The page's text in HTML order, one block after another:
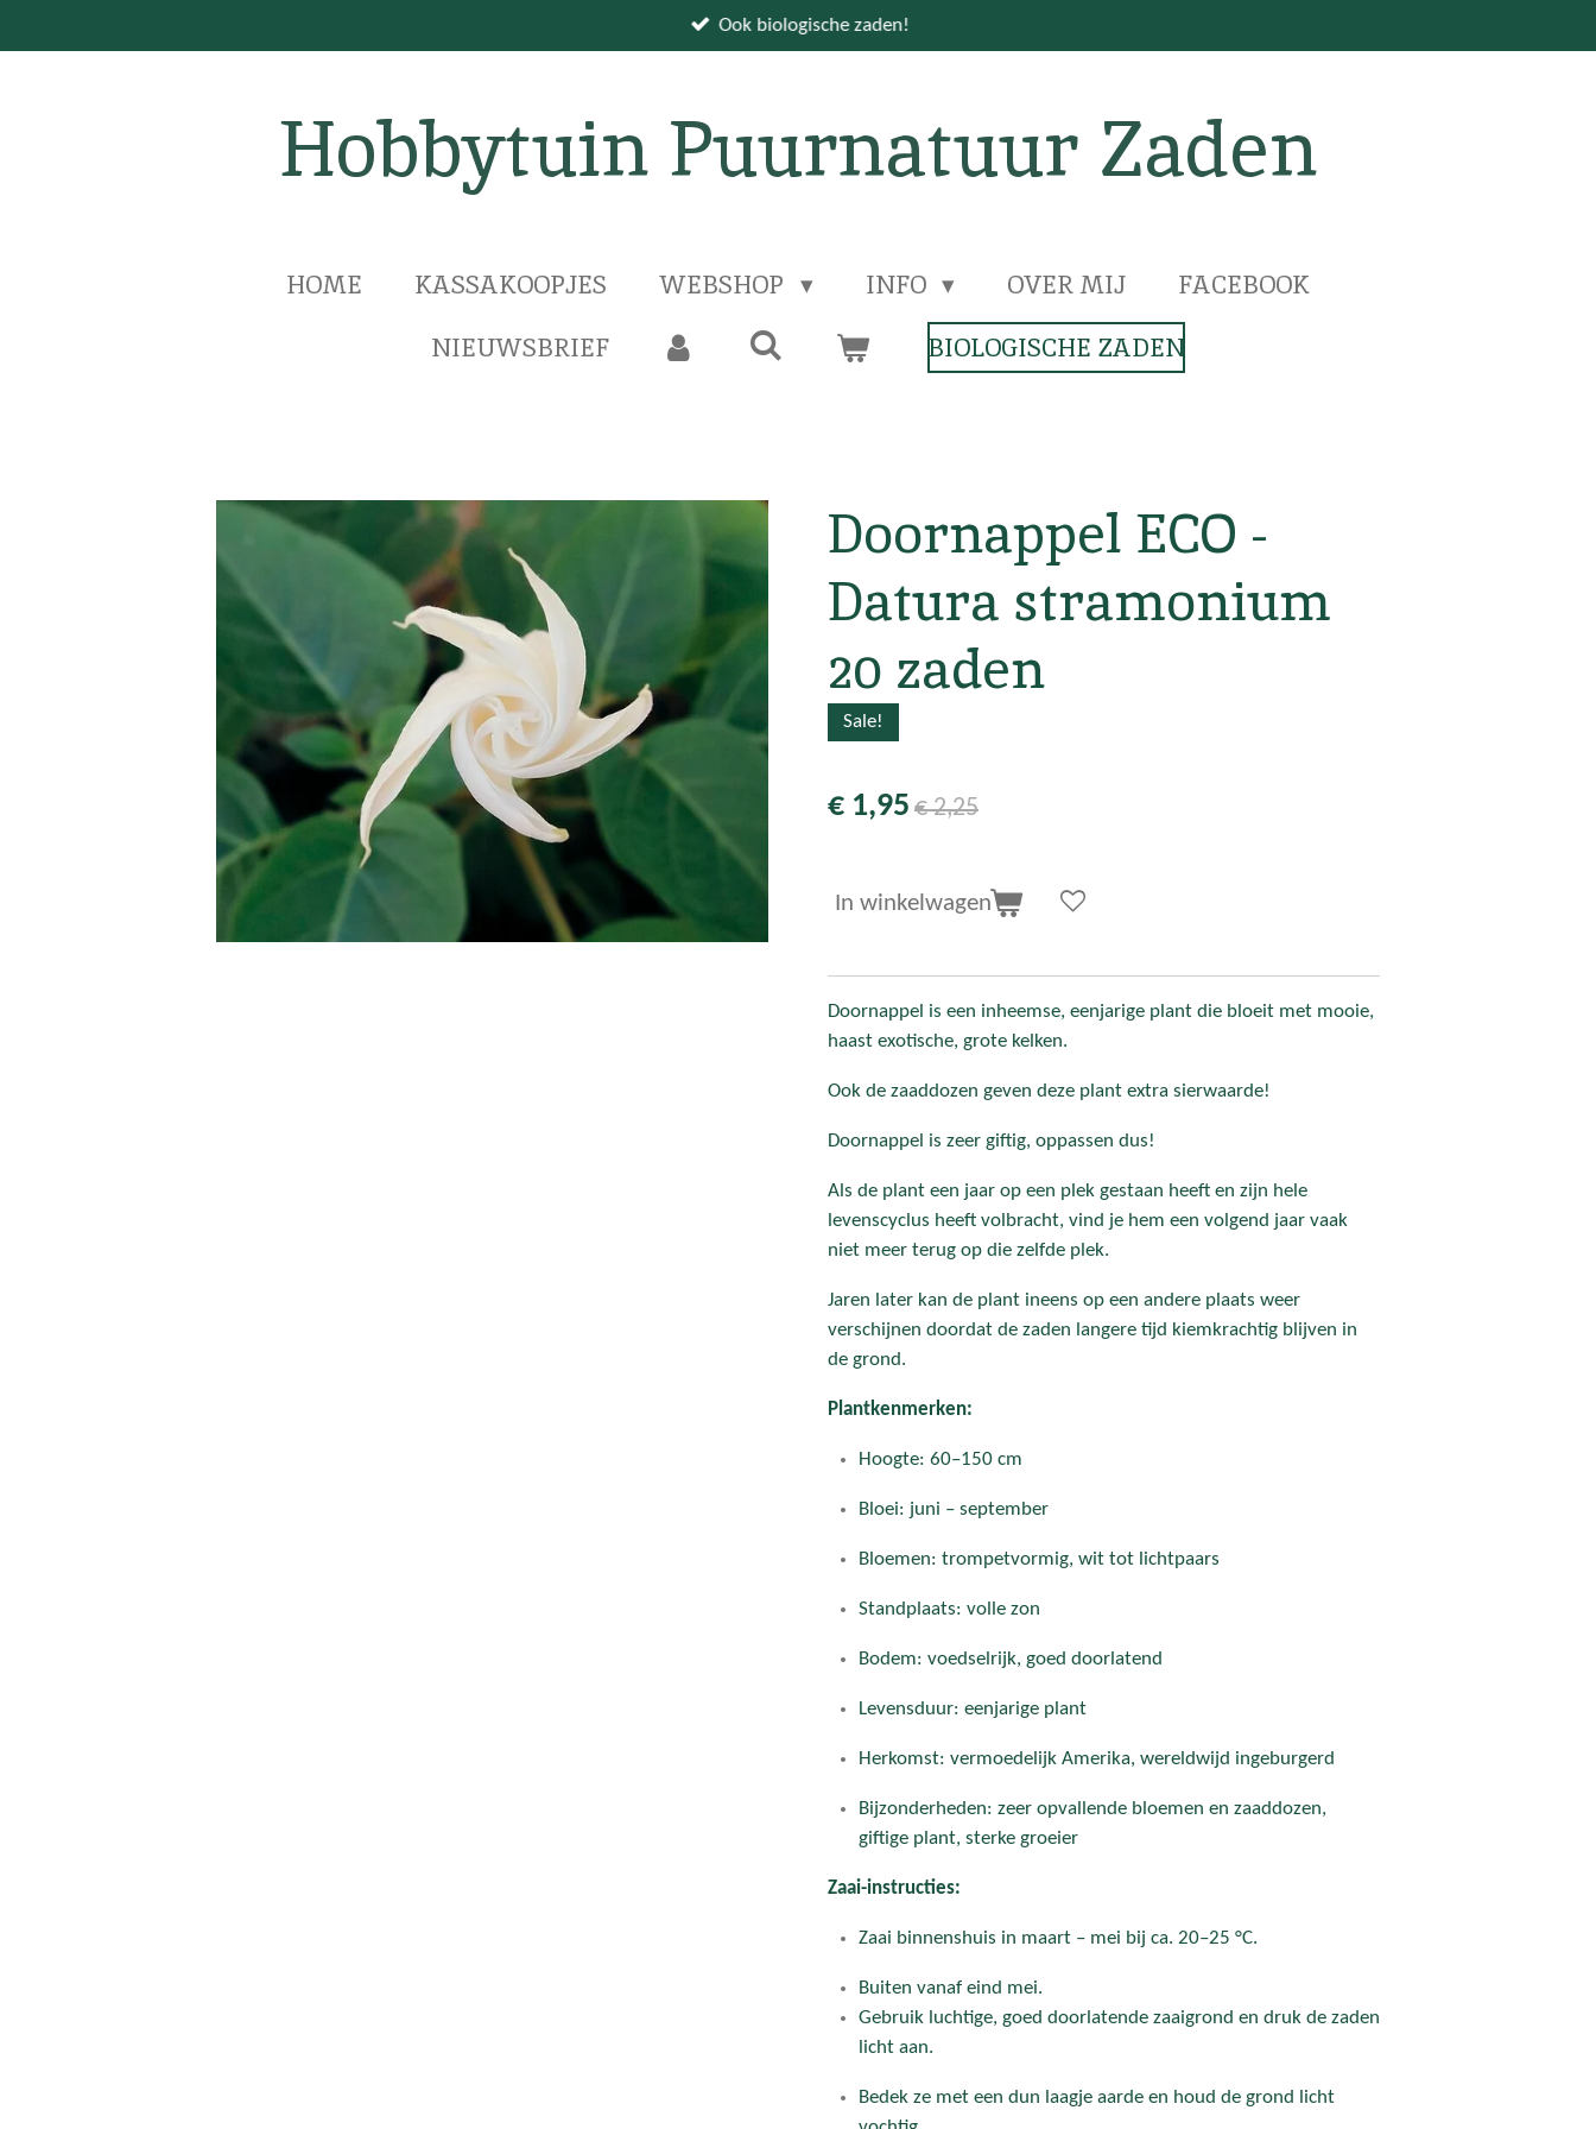
direct
Ook biologische zaden!
Hobbytuin Puurnatuur Zaden
HOME KASSAKOOPJES WEBSHOP INFO OVER MIJ
FACEBOOK
NIEUWSBRIEF
BIOLOGISCHE ZADEN
Doornappel ECO -
Datura stramonium
20 zaden
Sale!
€ 1,95 € 2,25
In winkelwagen
Doornappel is een inheemse, eenjarige plant die bloeit met mooie,
haast exotische, grote kelken.
Ook de zaaddozen geven deze plant extra sierwaarde!
Doornappel is zeer giftig, oppassen dus!
Als de plant een jaar op een plek gestaan heeft en zijn hele
levenscyclus heeft volbracht, vind je hem een volgend jaar vaak
niet meer terug op die zelfde plek.
Jaren later kan de plant ineens op een andere plaats weer
verschijnen doordat de zaden langere tijd kiemkrachtig blijven in
de grond.
Plantkenmerken:
Hoogte: 60–150 cm
Bloei: juni – september
Bloemen: trompetvormig, wit tot lichtpaars
Standplaats: volle zon
Bodem: voedselrijk, goed doorlatend
Levensduur: eenjarige plant
Herkomst: vermoedelijk Amerika, wereldwijd ingeburgerd
Bijzonderheden: zeer opvallende bloemen en zaaddozen,
giftige plant, sterke groeier
Zaai-instructies:
Zaai binnenshuis in maart – mei bij ca. 20–25 °C.
Buiten vanaf eind mei.
Gebruik luchtige, goed doorlatende zaaigrond en druk de zaden
licht aan.
Bedek ze met een dun laagje aarde en houd de grond licht